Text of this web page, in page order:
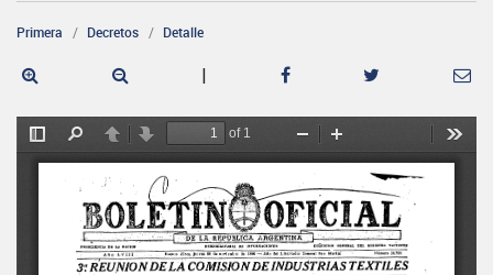
Primera Decretos Detalle
|